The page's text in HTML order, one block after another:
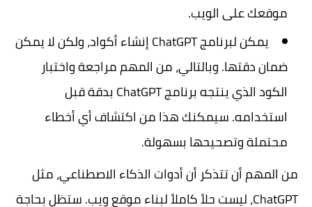
موقعك على الويب.
يمكن لبرنامج ChatGPT إنشاء أكواد، ولكن لا يمكن
ضمان دقتها. وبالتالي، من المهم مراجعة واختبار
الكود الذي ينتجه برنامج ChatGPT بدقة قبل
استخدامه. سيمكنك هذا من اكتشاف أي أخطاء
محتملة وتصحيحها بسهولة.
من المهم أن تتذكر أن أدوات الذكاء الاصطناعي، مثل
ChatGPT، ليست حلاً كاملاً لبناء موقع ويب. ستظل بحاجة